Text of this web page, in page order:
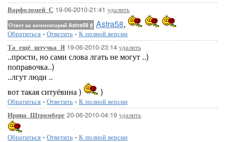
Варфоломей_С 19-06-2010-21:41 удалить
Ответ на комментарий Astra58 # Astra58,
Обратиться - Ответить - К полной версии
Та_ещё_штучка_Я 19-06-2010-23:14 удалить
..прости, но сами слова лгать не могут ..)
поправочка..)
..лгут люди ..
вот такая ситуёвина )
)
Обратиться - Ответить - К полной версии
Ирина_Штромберг 20-06-2010-04:19 удалить
Обратиться - Ответить - К полной версии